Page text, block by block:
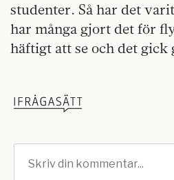
studenter. Så har det
har många gjort det för
häftigt att se och det gick